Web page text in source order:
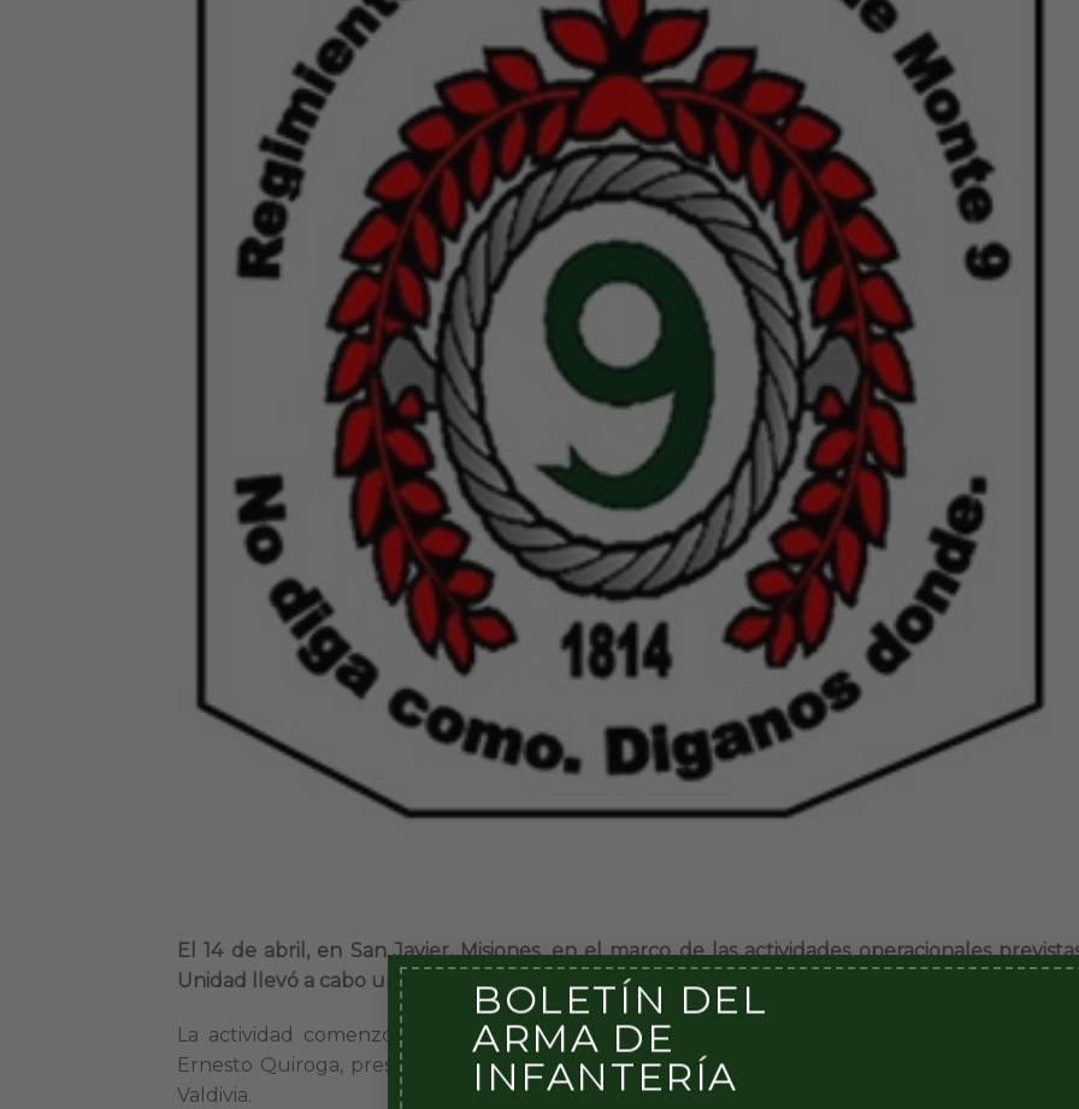
BOLETÍN DEL
ARMA DE
INFANTERÍA
El 14 de abril, en San Javier, Misiones, en el marco de las actividades operacionales
Unidad llevó a cabo un alistamiento.
La actividad comenzó luego del mediodía, cuando el 2do jefe del Regimiento, My
Ernesto Quiroga, presentó a los efectivos formados al jefe de la Unidad, Tcnl Alejandro
Valdivia.